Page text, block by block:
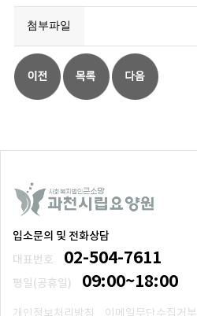
첨부파일
입소문의 및 전화상담
대표번호
02-504-7611
평일(공휴일) 09:00~18:00
개인정보처리방침 이메일무단수집거부